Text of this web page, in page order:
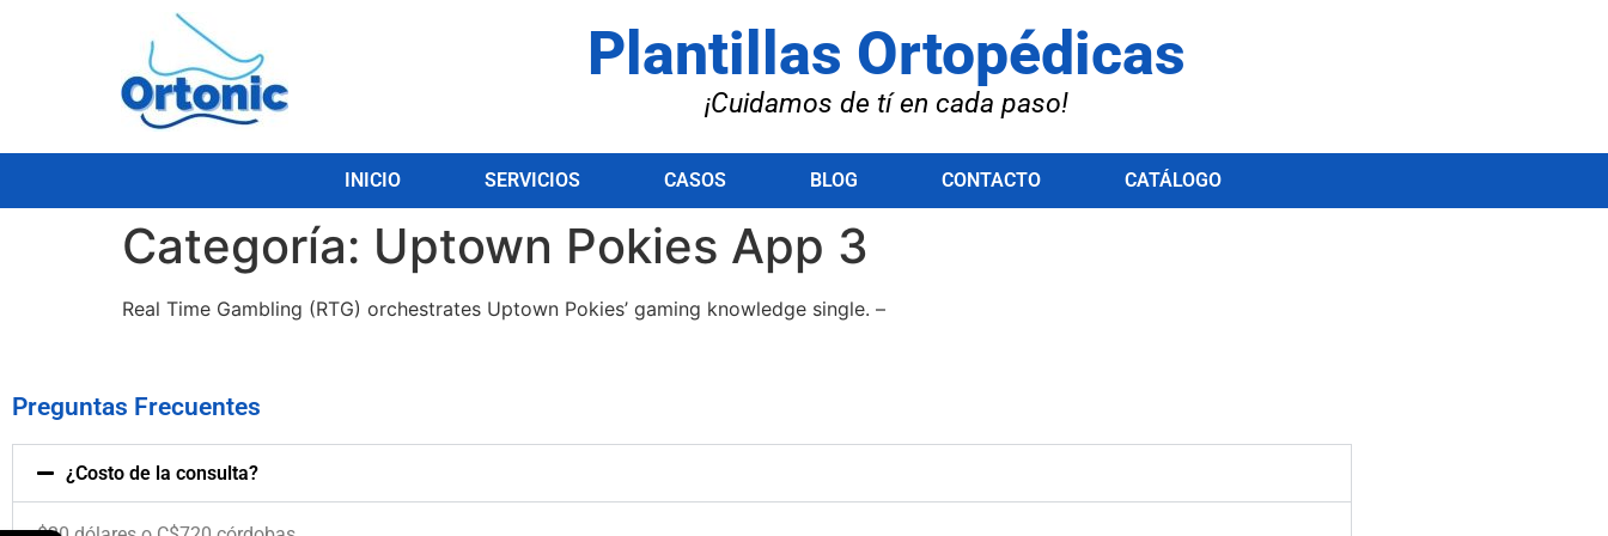
Plantillas Ortopédicas
¡Cuidamos de tí en cada paso!
INICIO SERVICIOS CASOS BLOG CONTACTO CATÁLOGO
Categoría: Uptown Pokies App 3
Real Time Gambling (RTG) orchestrates Uptown Pokies’ gaming knowledge single. –
Preguntas Frecuentes
¿Costo de la consulta?